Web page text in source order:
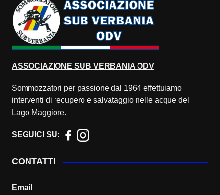
ASSOCIAZIONE SUB VERBANIA ODV
Sommozzatori per passione dal 1964 effettuiamo
interventi di recupero e salvataggio nelle acque del
Lago Maggiore.
SEGUICI SU:
CONTATTI
Email